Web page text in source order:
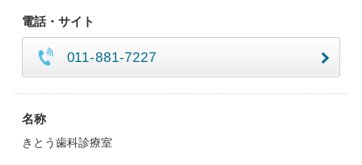
電話・サイト
011-881-7227
名称
きとう歯科診療室